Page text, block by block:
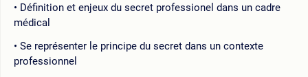
Définition et enjeux du secret professionel dans un cadre
médical
Se représenter le principe du secret dans un contexte
professionnel